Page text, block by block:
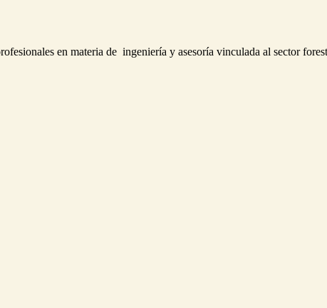
en materia de ingeniería y asesoría vinculada al sector